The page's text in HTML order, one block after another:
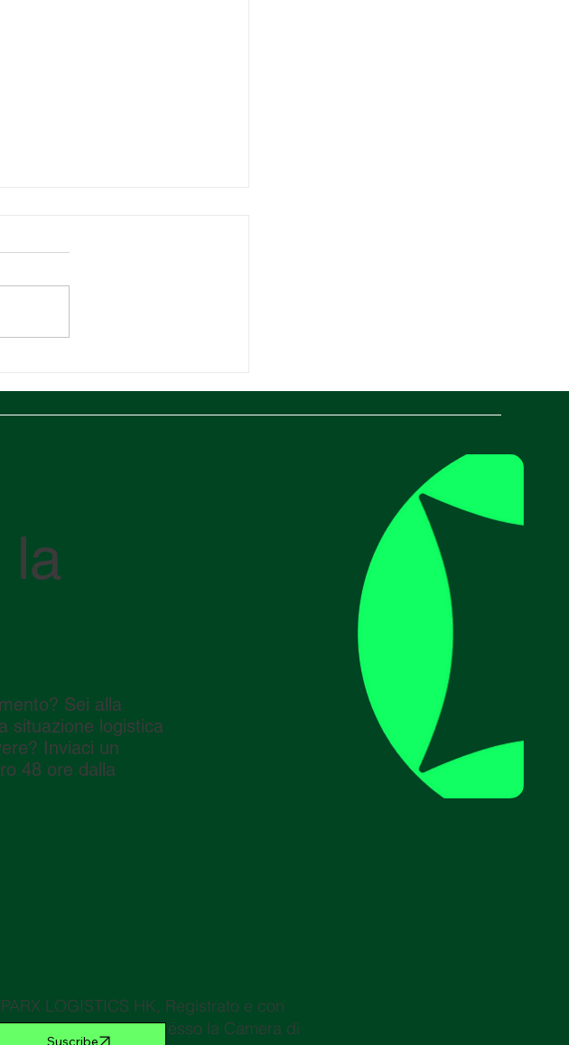
la
Sei alla
situazione logistica
Inviaci un
48 ore dalla
LOGISTICS HK, Registrato e con
commerciale presso la Camera di
Suscribe